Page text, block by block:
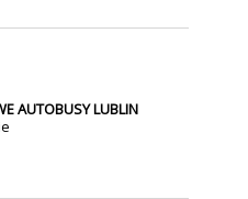
AUTOBUSY LUBLIN